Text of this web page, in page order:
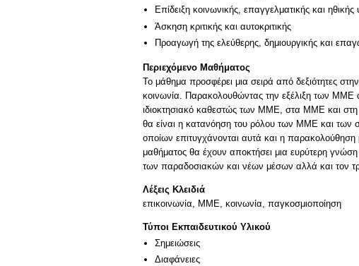
Επίδειξη κοινωνικής, επαγγελματικής και
Άσκηση κριτικής και αυτοκριτικής
Προαγωγή της ελεύθερης, δημιουργικής και
Περιεχόμενο Μαθήματος
Το μάθημα προσφέρει μια σειρά από δεξιότητες
κοινωνία. Παρακολουθώντας την εξέλιξη των
ιδιοκτησιακό καθεστώς των ΜΜΕ, στα ΜΜΕ και στη
θα είναι η κατανόηση του ρόλου των ΜΜΕ και των
οποίων επιτυγχάνονται αυτά και η
μαθήματος θα έχουν αποκτήσει μια ευρύτερη
των παραδοσιακών και νέων μέσων αλλά και τον
Λέξεις Κλειδιά
επικοινωνία, MME, κοινωνία, παγκοσμιοποίηση
Τύποι Εκπαιδευτικού Υλικού
Σημειώσεις
Διαφάνειες